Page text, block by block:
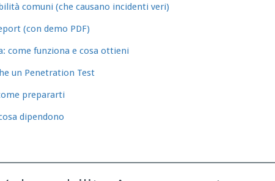
comuni (che causano incidenti veri)
(con demo PDF)
come funziona e cosa ottieni
un Penetration Test
prepararti
dipendono